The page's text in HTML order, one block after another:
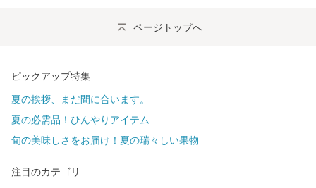
ページトップへ
ピックアップ特集
夏の挨拶、まだ間に合います。
夏の必需品！ひんやりアイテム
旬の美味しさをお届け！夏の瑞々しい果物
注目のカテゴリ